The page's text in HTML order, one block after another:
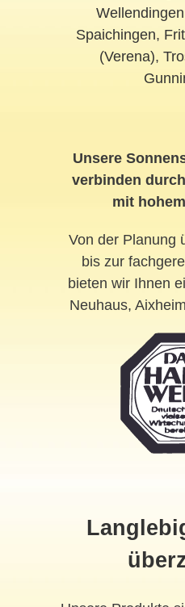
Wellendingen
Spaichingen,
(Verena),
Unsere
verbinden
mit
Von der Planung
bis zur
bieten wir Ihnen
Neuhaus,